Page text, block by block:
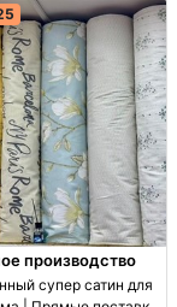
производство
супер сатин для